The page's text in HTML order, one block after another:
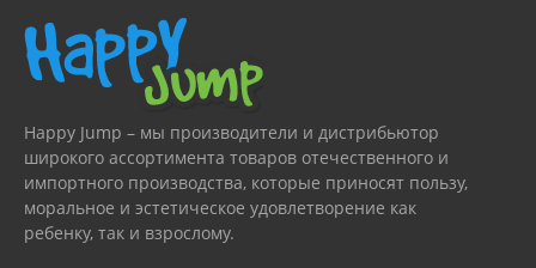
Happy Jump – мы производители и дистрибьютор
широкого ассортимента товаров отечественного и
импортного производства, которые приносят пользу,
моральное и эстетическое удовлетворение как
ребенку, так и взрослому.